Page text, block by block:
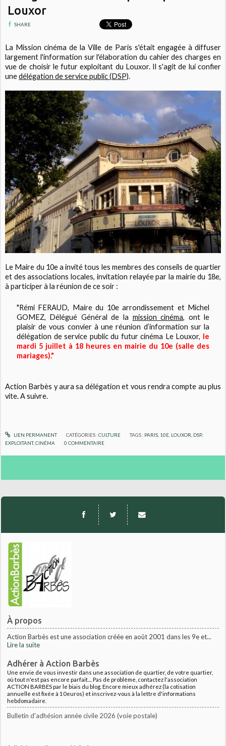
À propos
Action Barbès est une association créée en août 2001 dans les 9e et...
Lire la suite
Adhérer à Action Barbès
Une envie de vous investir dans une association de quartier, de votre quartier,
où tout n'est pas encore parfait.... Pas de problème, contactez l'association
ACTION BARBES par le biais du blog. Encore mieux adhérez (la cotisation
annuelle est fixée à 10euros) et inscrivez-vous à la lettre d'informations
hebdomadaire.
Bulletin d'adhésion année civile 2026 (voie postale)
Louxor
SHARE
La Mission cinéma de la Ville de Paris s'était engagée à diffuser
largement l'information sur l'élaboration du cahier des charges en
vue de choisir le futur exploitant du Louxor. Il s'agit de lui confier
unedélégation de service public (DSP).
Le Maire du 10e a invité tous les membres des conseils de quartier
et des associations locales, invitation relayée par la mairie du 18e,
à participer à la réunion de ce soir :
"Rémi FERAUD, Maire du 10e arrondissement et Michel
GOMEZ, Délégué Général de la mission cinéma, ont le
plaisir de vous convier à une réunion d’information sur la
délégation de service public du futur cinéma Le Louxor, le
mardi 5 juillet à 18 heures en mairie du 10e (salle des
mariages)."
Action Barbès y aura sa délégation et vous rendra compte au plus
vite. A suivre.
LIEN PERMANENT CATÉGORIES :CULTURE TAGS : PARIS 10E LOUXOR DSP,
EXPLOITANT,CINÉMA 0 COMMENTAIRE